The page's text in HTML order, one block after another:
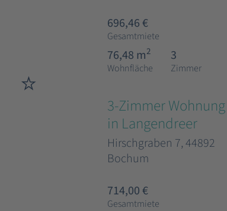
696,46 €
Gesamtmiete
76,48 m2
Wohnfläche
3
Zimmer
3-Zimmer Wohnung
in Langendreer
Hirschgraben 7, 44892
Bochum
714,00 €
Gesamtmiete